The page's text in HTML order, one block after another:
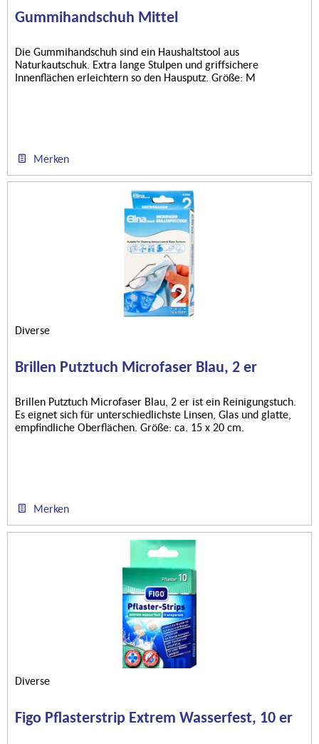
Gummihandschuh Mittel
Die Gummihandschuh sind ein Haushaltstool aus
Naturkautschuk. Extra lange Stulpen und griffsichere
Innenflächen erleichtern so den Hausputz. Größe: M
Merken
Diverse
Brillen Putztuch Microfaser Blau, 2 er
Brillen Putztuch Microfaser Blau, 2 er ist ein Reinigungstuch.
Es eignet sich für unterschiedlichste Linsen, Glas und glatte,
empfindliche Oberflächen. Größe: ca. 15 x 20 cm.
Merken
Diverse
Figo Pflasterstrip Extrem Wasserfest, 10 er